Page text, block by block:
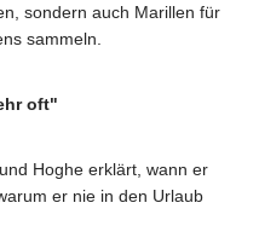
sondern auch Marillen für
sammeln.
oft"
Hoghe erklärt, wann er
er nie in den Urlaub